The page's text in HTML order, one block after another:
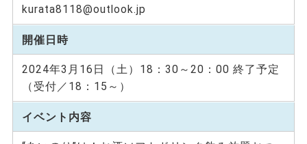
kurata8118@outlook.jp
開催日時
2024年3月16日（土）18：30～20：00 終了予定
（受付／18：15～）
イベント内容